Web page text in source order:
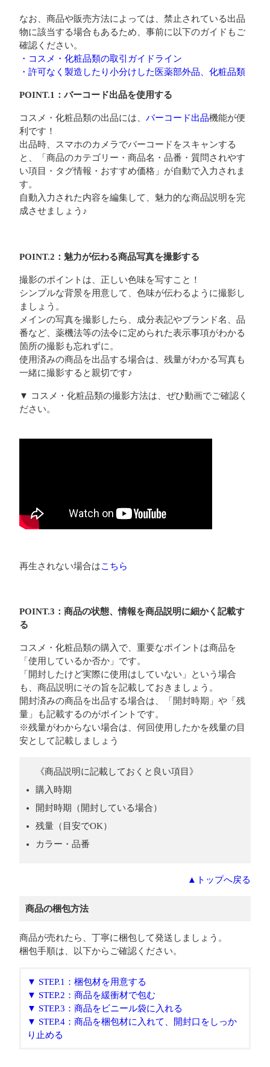
なお、商品や販売方法によっては、禁止されている出品
物に該当する場合もあるため、事前に以下のガイドもご
確認ください。
・コスメ・化粧品類の取引ガイドライン
・許可なく製造したり小分けした医薬部外品、化粧品類
POINT.1：バーコード出品を使用する
コスメ・化粧品類の出品には、 バーコード出品機能が便
利です！
出品時、スマホのカメラでバーコードをスキャンする
と、「商品のカテゴリー・商品名・品番・質問されやす
い項目・タグ情報・おすすめ価格」が自動で入力されま
す。
自動入力された内容を編集して、魅力的な商品説明を完
成させましょう♪
POINT.2：魅力が伝わる商品写真を撮影する
撮影のポイントは、正しい色味を写すこと！
シンプルな背景を用意して、色味が伝わるように撮影し
ましょう。
メインの写真を撮影したら、成分表記やブランド名、品
番など、薬機法等の法令に定められた表示事項がわかる
箇所の撮影も忘れずに。
使用済みの商品を出品する場合は、残量がわかる写真も
一緒に撮影すると親切です♪
▼ コスメ・化粧品類の撮影方法は、ぜひ動画でご確認く
ださい。
再生されない場合はこちら
POINT.3：商品の状態、情報を商品説明に細かく記載す
る
コスメ・化粧品類の購入で、重要なポイントは商品を
「使用しているか否か」です。
「開封したけど実際に使用はしていない」という場合
も、商品説明にその旨を記載しておきましょう。
開封済みの商品を出品する場合は、「開封時期」や「残
量」も記載するのがポイントです。
※残量がわからない場合は、何回使用したかを残量の目
安として記載しましょう
《商品説明に記載しておくと良い項目》
購入時期
開封時期（開封している場合）
残量（目安でOK）
カラー・品番
▲トップへ戻る
商品の梱包方法
商品が売れたら、丁寧に梱包して発送しましょう。
梱包手順は、以下からご確認ください。
▼ STEP.1：梱包材を用意する
▼ STEP.2：商品を緩衝材で包む
▼ STEP.3：商品をビニール袋に入れる
▼ STEP.4：商品を梱包材に入れて、開封口をしっか
り止める